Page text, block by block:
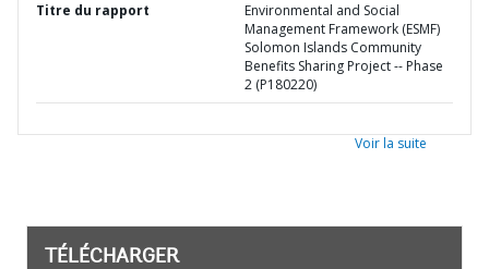
Titre du rapport
Environmental and Social
Management Framework (ESMF)
Solomon Islands Community
Benefits Sharing Project -- Phase
2 (P180220)
Voir la suite
TÉLÉCHARGER